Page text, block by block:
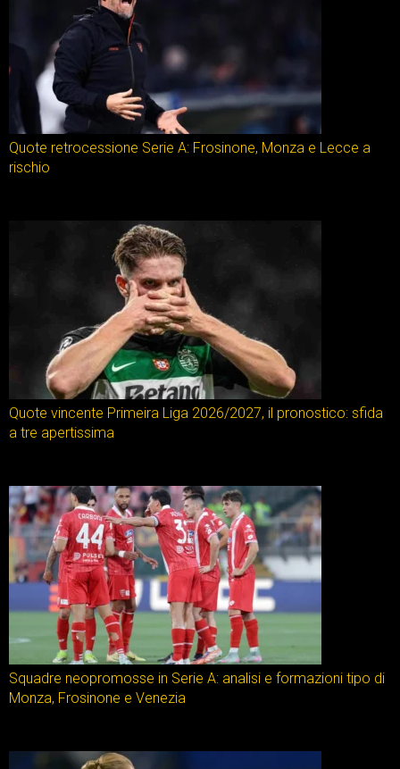
Quote retrocessione Serie A: Frosinone, Monza e Lecce a
rischio
Quote vincente Primeira Liga 2026/2027, il pronostico: sfida
a tre apertissima
Squadre neopromosse in Serie A: analisi e formazioni tipo di
Monza, Frosinone e Venezia